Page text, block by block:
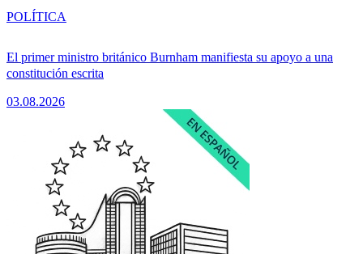
El primer ministro británico Burnham manifiesta su apoyo a una
constitución escrita
03.08.2026
POLÍTICA